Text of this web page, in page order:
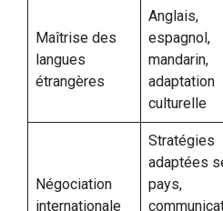
Maîtrise des
langues
étrangères
Anglais,
espagnol,
mandarin,
adaptation
culturelle
Négociation
internationale
Stratégies
adaptées
pays,